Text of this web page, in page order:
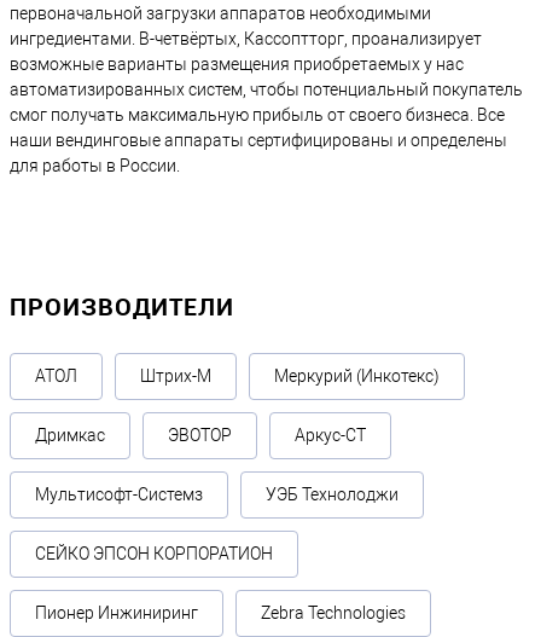
первоначальной загрузки аппаратов необходимыми
ингредиентами. В-четвёртых, Кассоптторг, проанализирует
возможные варианты размещения приобретаемых у нас
автоматизированных систем, чтобы потенциальный покупатель
смог получать максимальную прибыль от своего бизнеса. Все
наши вендинговые аппараты сертифицированы и определены
для работы в России.
ПРОИЗВОДИТЕЛИ
АТОЛ Штрих-М Меркурий (Инкотекс)
Дримкас ЭВОТОР Аркус-СТ
Мультисофт-Системз УЭБ Технолоджи
СЕЙКО ЭПСОН КОРПОРАТИОН
Пионер Инжиниринг Zebra Technologies